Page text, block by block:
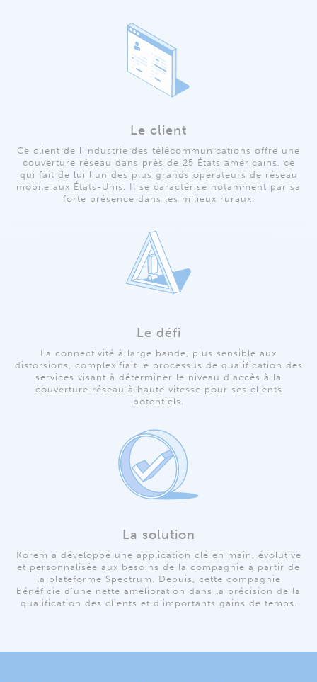
Le client
Ce client de l’industrie des télécommunications offre une
couverture réseau dans près de 25 États américains, ce
qui fait de lui l’un des plus grands opérateurs de réseau
mobile aux États-Unis. Il se caractérise notamment par sa
forte présence dans les milieux ruraux.
Le défi
La connectivité à large bande, plus sensible aux
distorsions, complexifiait le processus de qualification des
services visant à déterminer le niveau d’accès à la
couverture réseau à haute vitesse pour ses clients
potentiels.
La solution
Korem a développé une application clé en main, évolutive
et personnalisée aux besoins de la compagnie à partir de
la plateforme Spectrum. Depuis, cette compagnie
bénéficie d’une nette amélioration dans la précision de la
qualification des clients et d’importants gains de temps.